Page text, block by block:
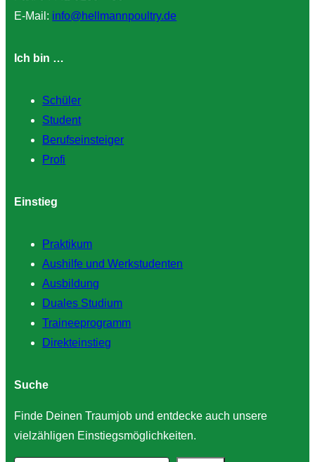
E-Mail: info@hellmannpoultry.de
Ich bin …
Schüler
Student
Berufseinsteiger
Profi
Einstieg
Praktikum
Aushilfe und Werkstudenten
Ausbildung
Duales Studium
Traineeprogramm
Direkteinstieg
Suche
Finde Deinen Traumjob und entdecke auch unsere
vielzähligen Einstiegsmöglichkeiten.